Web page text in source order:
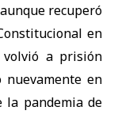
recuperó
en
volvió a prisión
en
la pandemia de